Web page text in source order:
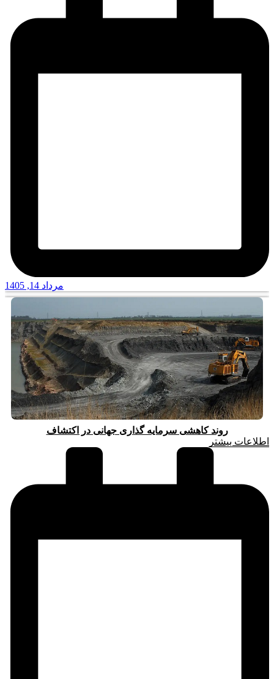
مرداد 14, 1405
روند کاهشی سرمایه گذاری جهانی در اکتشاف
اطلاعات بیشتر